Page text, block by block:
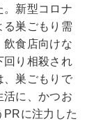
。新型コロナ
る巣ごもり需
飲食店向けな
回り相殺され
、巣ごもりで
活に、かつお
PRに注力した